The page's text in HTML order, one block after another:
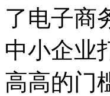
了电子商
中小企业
高高的门